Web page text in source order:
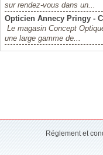
sur rendez-vous dans un...
Opticien Annecy Pringy -
Le magasin Concept
une large gamme de...
Réglement et